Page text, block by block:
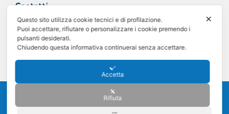
Contatti
E-mail: info@e20automotive.it
Tel. 011 02.06.030
©2025 e20 Automotive S.r.l. - C.F. e P. IVA 12242340011 -
Sede legale: Via Lanzo 31, 10071 Borgaro Torinese (TO) - Registro delle
✕
Questo sito utilizza cookie tecnici e di profilazione.
Puoi accettare, rifiutare o personalizzare i cookie premendo i
pulsanti desiderati.
Chiudendo questa informativa continuerai senza accettare.
Accetta
Rifiuta